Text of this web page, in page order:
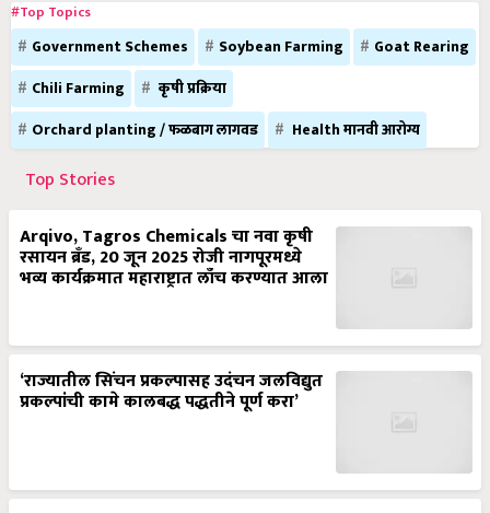
#Top Topics
Government Schemes Soybean Farming
Goat Rearing
Chili Farming
कृषी प्रक्रिया
Orchard planting / फळबाग लागवड
Health मानवी आरोग्य
Top Stories
Arqivo, Tagros Chemicals चा नवा कृषी
रसायन ब्रँड, 20 जून 2025 रोजी नागपूरमध्ये
भव्य कार्यक्रमात महाराष्ट्रात लाँच करण्यात आला
‘राज्यातील सिंचन प्रकल्पासह उदंचन जलविद्युत
प्रकल्पांची कामे कालबद्ध पद्धतीने पूर्ण करा’